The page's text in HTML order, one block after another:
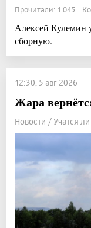
Прочитали: 1 045
Алексей Кулемин
сборную.
12:30, 5 авг 2026
Жара
Новости / Учатся